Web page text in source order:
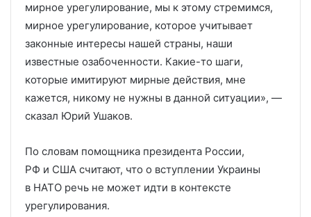
мирное урегулирование, мы к этому стремимся,
мирное урегулирование, которое учитывает
законные интересы нашей страны, наши
известные озабоченности. Какие-то шаги,
которые имитируют мирные действия, мне
кажется, никому не нужны в данной ситуации», —
сказал Юрий Ушаков.
По словам помощника президента России,
РФ и США считают, что о вступлении Украины
в НАТО речь не может идти в контексте
урегулирования.